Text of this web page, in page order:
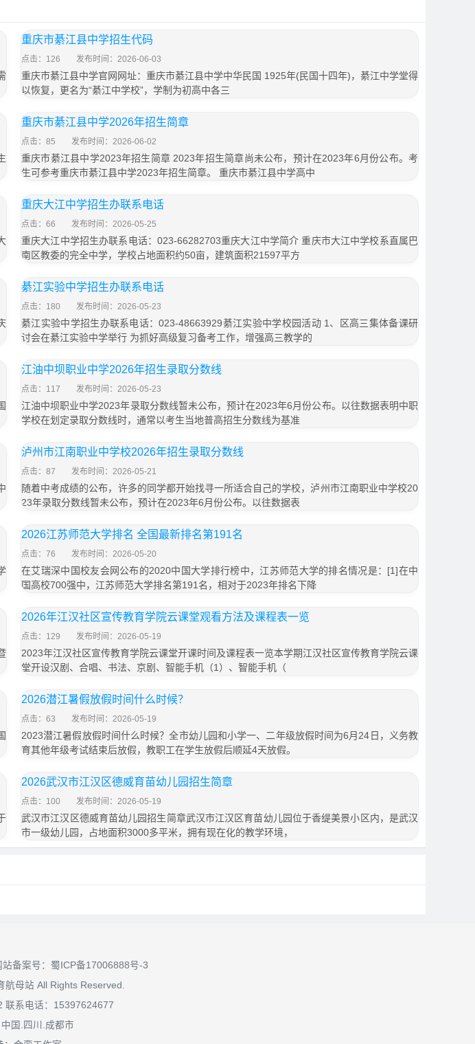
重庆市綦江县中学招生代码
点击：126 发布时间：2026-06-03
重庆市綦江县中学官网网址：重庆市綦江县中学中华民国 1925年(民国十四年)，綦江中学堂得
以恢复，更名为“綦江中学校”，学制为初高中各三
重庆市綦江县中学2026年招生简章
点击：85 发布时间：2026-06-02
重庆市綦江县中学2023年招生简章 2023年招生简章尚未公布，预计在2023年6月份公布。考
生可参考重庆市綦江县中学2023年招生简章。 重庆市綦江县中学高中
重庆大江中学招生办联系电话
点击：66 发布时间：2026-05-25
重庆大江中学招生办联系电话：023-66282703重庆大江中学简介 重庆市大江中学校系直属巴
南区教委的完全中学，学校占地面积约50亩，建筑面积21597平方
綦江实验中学招生办联系电话
点击：180 发布时间：2026-05-23
綦江实验中学招生办联系电话：023-48663929綦江实验中学校园活动 1、区高三集体备课研
讨会在綦江实验中学举行 为抓好高级复习备考工作，增强高三教学的
江油中坝职业中学2026年招生录取分数线
点击：117 发布时间：2026-05-23
江油中坝职业中学2023年录取分数线暂未公布，预计在2023年6月份公布。以往数据表明中职
学校在划定录取分数线时，通常以考生当地普高招生分数线为基准
泸州市江南职业中学校2026年招生录取分数线
点击：87 发布时间：2026-05-21
随着中考成绩的公布，许多的同学都开始找寻一所适合自己的学校，泸州市江南职业中学校20
23年录取分数线暂未公布，预计在2023年6月份公布。以往数据表
2026江苏师范大学排名 全国最新排名第191名
点击：76 发布时间：2026-05-20
在艾瑞深中国校友会网公布的2020中国大学排行榜中，江苏师范大学的排名情况是：[1]在中
国高校700强中，江苏师范大学排名第191名，相对于2023年排名下降
2026年江汉社区宣传教育学院云课堂观看方法及课程表一览
点击：129 发布时间：2026-05-19
2023年江汉社区宣传教育学院云课堂开课时间及课程表一览本学期江汉社区宣传教育学院云课
堂开设汉剧、合唱、书法、京剧、智能手机（1）、智能手机（
2026潜江暑假放假时间什么时候？
点击：63 发布时间：2026-05-19
2023潜江暑假放假时间什么时候？全市幼儿园和小学一、二年级放假时间为6月24日，义务教
育其他年级考试结束后放假，教职工在学生放假后顺延4天放假。
2026武汉市江汉区德威育苗幼儿园招生简章
点击：100 发布时间：2026-05-19
武汉市江汉区德威育苗幼儿园招生简章武汉市江汉区育苗幼儿园位于香缇美景小区内，是武汉
市一级幼儿园，占地面积3000多平米，拥有现在化的教学环境，
备案号： 蜀ICP备17006888号-3
航母站 All Rights Reserved.
联系电话：15397624677
国.四川.成都市